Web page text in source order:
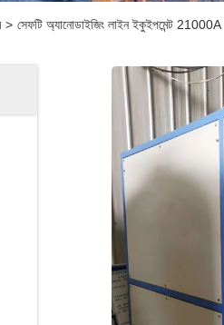
> সেফটি অ্যানোডাইজিং লাইন ইকুইপমেন্ট 21000A